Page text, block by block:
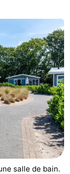
salle de bain.